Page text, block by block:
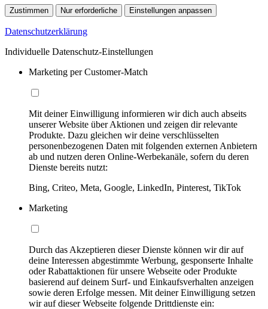
Zustimmen Nur erforderliche Einstellungen anpassen
Datenschutzerklärung
Individuelle Datenschutz-Einstellungen
Marketing per Customer-Match
Mit deiner Einwilligung informieren wir dich auch abseits
unserer Website über Aktionen und zeigen dir relevante
Produkte. Dazu gleichen wir deine verschlüsselten
personenbezogenen Daten mit folgenden externen Anbietern
ab und nutzen deren Online-Werbekanäle, sofern du deren
Dienste bereits nutzt:
Bing, Criteo, Meta, Google, LinkedIn, Pinterest, TikTok
Marketing
Durch das Akzeptieren dieser Dienste können wir dir auf
deine Interessen abgestimmte Werbung, gesponserte Inhalte
oder Rabattaktionen für unsere Webseite oder Produkte
basierend auf deinem Surf- und Einkaufsverhalten anzeigen
sowie deren Erfolge messen. Mit deiner Einwilligung setzen
wir auf dieser Webseite folgende Drittdienste ein: